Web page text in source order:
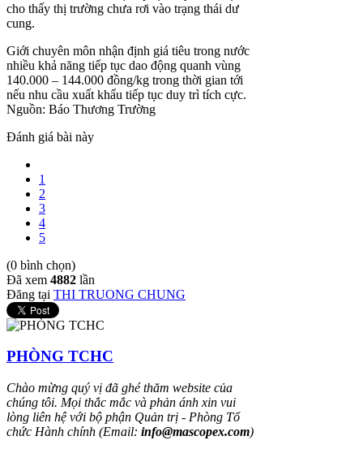
cho thấy thị trường chưa rơi vào trạng thái dư
cung.
Giới chuyên môn nhận định giá tiêu trong nước
nhiều khả năng tiếp tục dao động quanh vùng
140.000 – 144.000 đồng/kg trong thời gian tới
nếu nhu cầu xuất khẩu tiếp tục duy trì tích cực.
Nguồn: Báo Thương Trường
Đánh giá bài này
1
2
3
4
5
(0 bình chọn)
Đã xem 4882 lần
Đăng tại THI TRUONG CHUNG
PHÒNG TCHC
Chào mừng quý vị đã ghé thăm website của
chúng tôi. Mọi thắc mắc và phản ánh xin vui
lòng liên hệ với bộ phận Quản trị - Phòng Tổ
chức Hành chính (Email: info@mascopex.com)